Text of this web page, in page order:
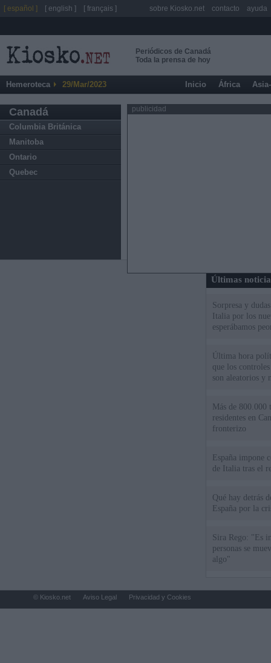
Periódicos de Canadá
Toda la prensa de hoy
Hemeroteca 29/Mar/2023 Inicio África
Canadá
Columbia Británica
Manitoba
Ontario
Quebec
publicidad
Últimas
Sorpresa y
Italia por los
esperábamos
Última hora
que los
son aleatorios y
Más de 800.000
residentes en
fronterizo
España impone
de Italia tras el
Qué hay detrás
España por la
Sira Rego: "Es
personas se
algo"
[ español ] [ english ] [ français ] sobre Kiosko.net contacto ayuda
© Kiosko.net Aviso Legal Privacidad y Cookies